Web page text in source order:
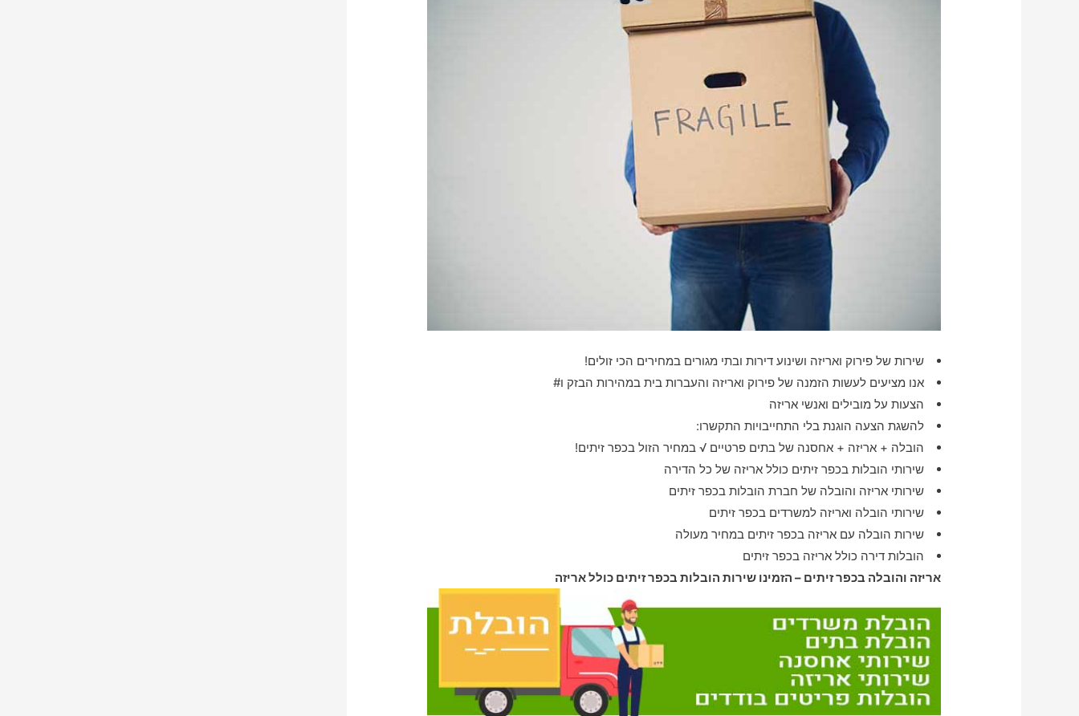
שירות של פירוק ואריזה ושינוע דירות ובתי מגורים במחירים הכי זולים!
אנו מציעים לעשות הזמנה של פירוק ואריזה והעברות בית במהירות הבזק ו#
הצעות על מובילים ואנשי אריזה
להשגת הצעה הוגנת בלי התחייבויות התקשרו:
הובלה + אריזה + אחסנה של בתים פרטיים √ במחיר הזול בכפר זיתים!
שירותי הובלות בכפר זיתים כולל אריזה של כל הדירה
שירותי אריזה והובלה של חברת הובלות בכפר זיתים
שירותי הובלה ואריזה למשרדים בכפר זיתים
שירות הובלה עם אריזה בכפר זיתים במחיר מעולה
הובלות דירה כולל אריזה בכפר זיתים
אריזה והובלה בכפר זיתים – הזמינו שירות הובלות בכפר זיתים כולל אריזה